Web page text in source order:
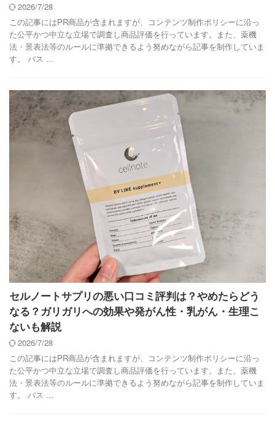
2026/7/28
この記事にはPR商品が含まれますが、コンテンツ制作ポリシーに沿っ
た公平かつ中立な立場で調査し商品評価を行っています。また、薬機
法・景表法等のルールに準拠できるよう努めながら記事を制作していま
す。 バス ...
セルノートサプリの悪い口コミ評判は？やめたらどう
なる？ガリガリへの効果や発がん性・乳がん・生理こ
ないも解説
2026/7/28
この記事にはPR商品が含まれますが、コンテンツ制作ポリシーに沿っ
た公平かつ中立な立場で調査し商品評価を行っています。また、薬機
法・景表法等のルールに準拠できるよう努めながら記事を制作していま
す。 バス ...